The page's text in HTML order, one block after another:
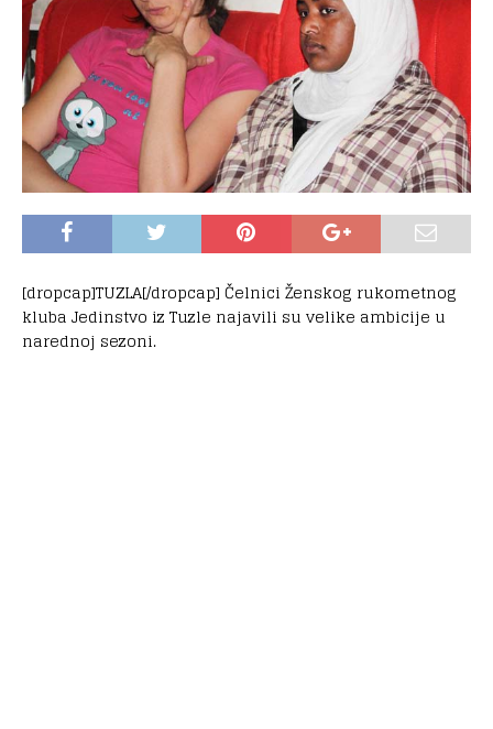
[dropcap]TUZLA[/dropcap] Čelnici Ženskog rukometnog
kluba Jedinstvo iz Tuzle najavili su velike ambicije u
narednoj sezoni.